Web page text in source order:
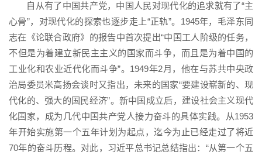
自从有了中国共产党，中国人民对现代化的追求就有了“主
心骨”，对现代化的探索也逐步走上“正轨”。1945年，毛泽东同
志在《论联合政府》的报告中首次提出“中国工人阶级的任务，
不但是为着建立新民主主义的国家而斗争，而且是为着中国的
工业化和农业近代化而斗争”。1949年2月，他在与苏共中央政
治局委员米高扬会谈时又指出，未来的国家“要建设崭新的、现
代化的、强大的国民经济”。新中国成立后，建设社会主义现代
化国家，成为几代中国共产党人接力奋斗的具体实践。从1953
年开始实施第一个五年计划为起点，迄今为止已经走过了将近
70年的奋斗历程。对此，习近平总书记总结指出：“从第一个五